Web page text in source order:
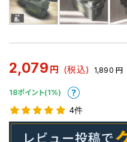
2,079 円 (税込) 1,890 円
18ポイント(1%)
4件